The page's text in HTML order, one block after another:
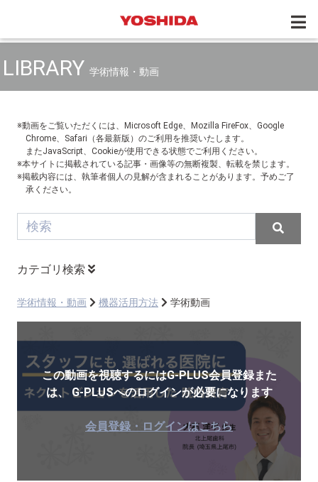
LIBRARY 学術情報・動画
※動画をご覧いただくには、Microsoft Edge、Mozilla FireFox、Google
Chrome、Safari（各最新版）のご利用を推奨いたします。
またJavaScript、Cookieが使用できる状態でご利用ください。
※本サイトに掲載されている記事・画像等の無断複製、転載を禁じます。
※掲載内容には、執筆者個人の見解が含まれることがあります。予めご了
承ください。
カテゴリ検索
学術情報・動画 機器活用方法 学術動画
この動画を視聴するにはG-PLUS会員登録また
は、G-PLUSへのログインが必要になります
会員登録・ログインはこちら